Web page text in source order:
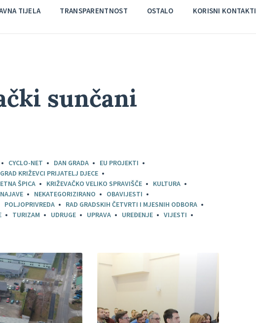
TIJELA TRANSPARENTNOST OSTALO KORISNI KONTAKTI
sunčani
CYCLO-NET DAN GRADA
EU PROJEKTI
GRAD KRIŽEVCI PRIJATELJ DJECE
ŠPICA KRIŽEVAČKO VELIKO SPRAVIŠČE
KULTURA
NAJAVE NEKATEGORIZIRANO
OBAVIJESTI
POLJOPRIVREDA
RAD GRADSKIH ČETVRTI I MJESNIH ODBORA
TURIZAM UDRUGE UPRAVA UREĐENJE
VIJESTI
više